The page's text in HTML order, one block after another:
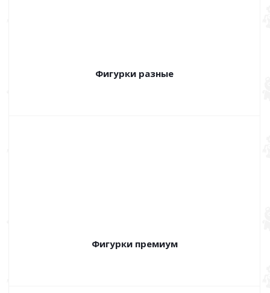
Фигурки разные
Фигурки премиум